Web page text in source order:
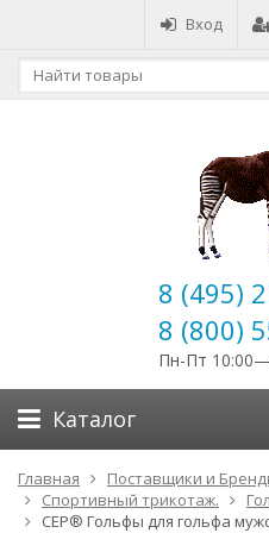
Вход
8 (495)
8 (800)
Пн-Пт
Каталог
Главная Поставщики и
Спортивный трикотаж.
CEP® Гольфы для гольфа